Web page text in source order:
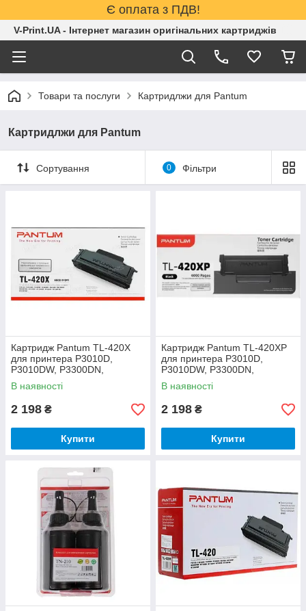
Є оплата з ПДВ!
V-Print.UA - Інтернет магазин оригінальних картриджів
Товари та послуги Картридлжи для Pantum
Картридлжи для Pantum
Сортування 0 Фільтри
Картридж Pantum TL-420X
для принтера P3010D,
P3010DW, P3300DN,
P3300DW, M6700D,
M6700DW, M6800FDW,
M7200FND,
В наявності
2 198 ₴
Купити
Картридж Pantum TL-420XP
для принтера P3010D,
P3010DW, P3300DN,
P3300DW, M6700D,
M6700DW, M6800FDW,
M7200FND,
В наявності
2 198 ₴
Купити